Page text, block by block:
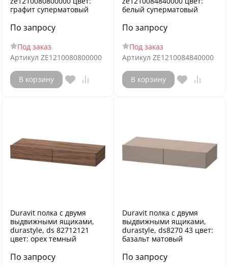
графит суперматовый
По запросу
Под заказ
Артикул ZE1210080800000
В корзину
белый суперматовый
По запросу
Под заказ
Артикул ZE1210084840000
В корзину
Duravit полка с двумя
выдвижными ящиками,
durastyle, ds 82712121
цвет: орех темный
По запросу
Duravit полка с двумя
выдвижными ящиками,
durastyle, ds8270 43 цвет:
базальт матовый
По запросу